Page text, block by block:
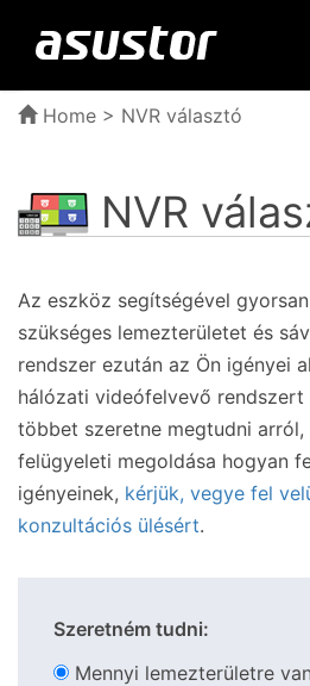
Home > NVR választó
NVR
Az eszköz segítségével
szükséges lemezterületet és
rendszer ezután az Ön igényei
hálózati videófelvevő rendszert
többet szeretne megtudni arról,
felügyeleti megoldása hogyan
igényeinek, kérjük, vegye fel
konzultációs ülésért.
Szeretném tudni:
Mennyi lemezterületre